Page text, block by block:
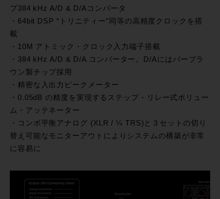
プ384 kHz A/D & D/Aコンバータ
・64bit DSP “トリニティー”同等の高精度クロックを搭
載
・10M アトミック・クロック入力端子搭載
・384 kHz A/D & D/A コンバーター。D/Aにはバーブラ
ウン製チップ採用
・精密な入出力ピークメーター
・0.05dB の精度を実現するステップ・リレー式ボリュー
ム・アッテネーター
・コンボ平衡アナログ (XLR / ¼ TRS)と３セットの切り
替え可能なモニターアウトによりシステムの構築が非常
に容易に